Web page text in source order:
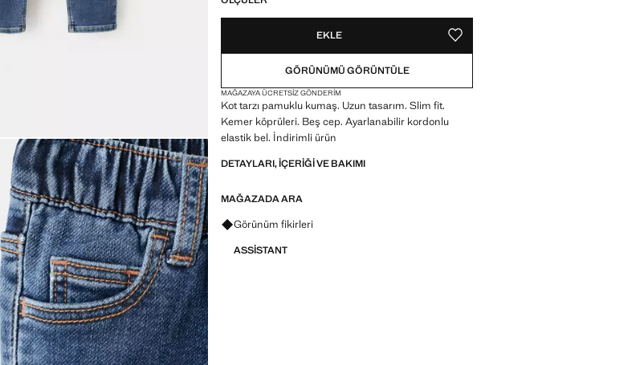
EKLE FAVORI OLARAK KAYDET
GÖRÜNÜMÜ GÖRÜNTÜLE
MAĞAZAYA ÜCRETSIZ GÖNDERIM
Kot tarzı pamuklu kumaş. Uzun tasarım. Slim fit.
Kemer köprüleri. Beş cep. Ayarlanabilir kordonlu
elastik bel. İndirimli ürün
DETAYLARI, IÇERIĞI VE BAKIMI
MAĞAZADA ARA
Görünümler, ürünler ve trendler hakkında sorular sorun
Görünüm fikirleri
ASSISTANT